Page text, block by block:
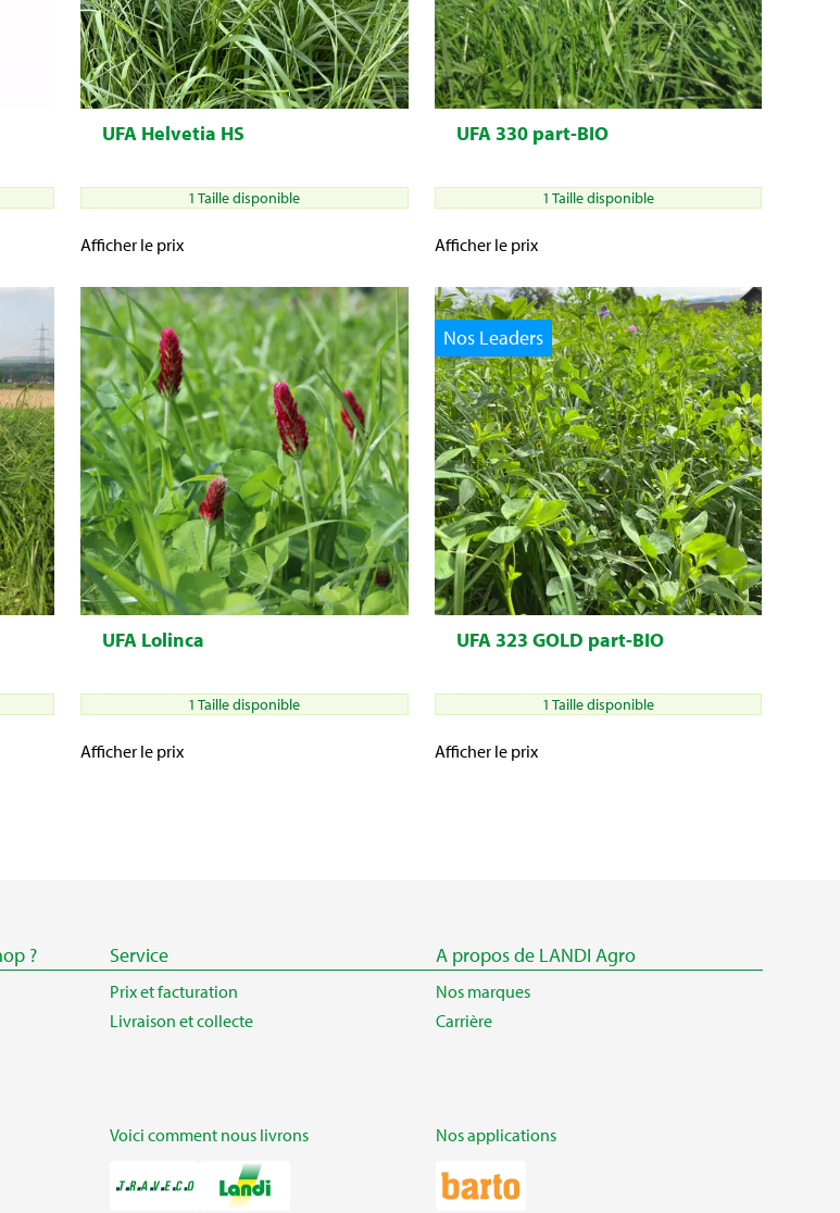
UFA Helvetia HS
1 Taille disponible
Afficher le prix
UFA 330 part-BIO
1 Taille disponible
Afficher le prix
UFA Lolinca
1 Taille disponible
Afficher le prix
Nos Leaders
UFA 323 GOLD part-BIO
1 Taille disponible
Afficher le prix
? Service
Prix et facturation
Livraison et collecte
A propos de LANDI Agro
Nos marques
Carrière
Voici comment nous livrons Nos applications